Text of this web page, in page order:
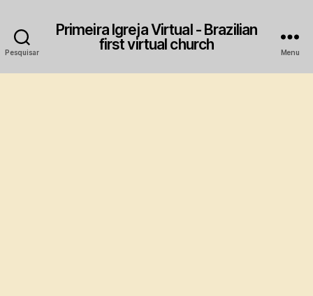
Pesquisar
Primeira Igreja Virtual - Brazilian
first virtual church
Menu